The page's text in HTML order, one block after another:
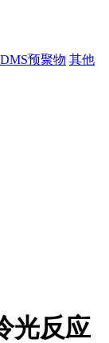
预聚物 其他
光反应